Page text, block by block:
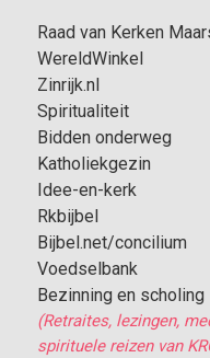
Raad van Kerken
WereldWinkel
Zinrijk.nl
Spiritualiteit
Bidden onderweg
Katholiekgezin
Idee-en-kerk
Rkbijbel
Bijbel.net/concilium
Voedselbank
Bezinning en scholing
(Retraites, lezingen,
spirituele reizen van